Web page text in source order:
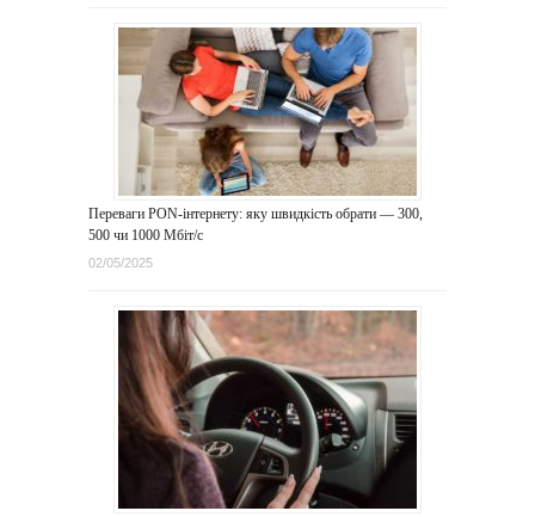
Переваги PON-інтернету: яку швидкість обрати — 300,
500 чи 1000 Мбіт/с
02/05/2025